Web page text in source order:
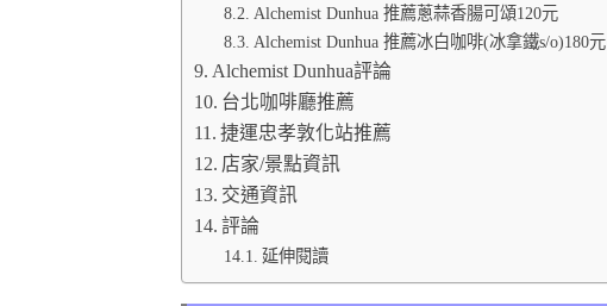
Alchemist Dunhua 推薦蔥蒜香腸可頌120元
Alchemist Dunhua 推薦冰白咖啡(冰拿鐵s/o)180元
Alchemist Dunhua評論
台北咖啡廳推薦
捷運忠孝敦化站推薦
店家/景點資訊
交通資訊
評論
延伸閱讀